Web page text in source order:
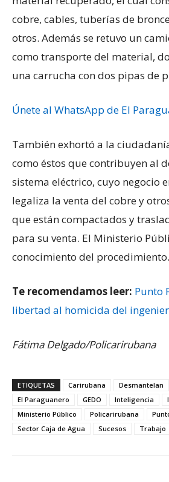
cobre, cables, tuberías de
otros. Además se retuvo un
como transporte del material,
una carrucha con dos pipas de
Únete al WhatsApp de El
También exhortó a la
como éstos que contribuyen al
sistema eléctrico, cuyo negocio
legaliza la venta del cobre y
que están compactados y
para su venta. El Ministerio
conocimiento del procedimiento.
Te recomendamos leer: Punto
libertad al homicida del
Fátima Delgado/Policarirubana
ETIQUETAS Carirubana Desmantelan
El Paraguanero
GEDO Inteligencia
Ministerio Público
Policarirubana
Sector Caja de Agua
Sucesos Trabajo